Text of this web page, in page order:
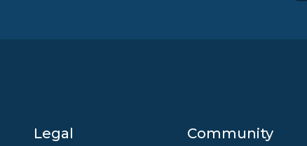
Community
Legal